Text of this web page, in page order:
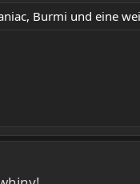
, Burmi und eine